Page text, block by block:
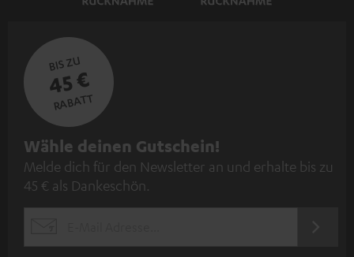
BIS ZU
45 €
RABATT
N
e
w
Wähle deinen Gutschein!
Melde dich für den Newsletter an und erhalte bis zu
45 € als Dankeschön.